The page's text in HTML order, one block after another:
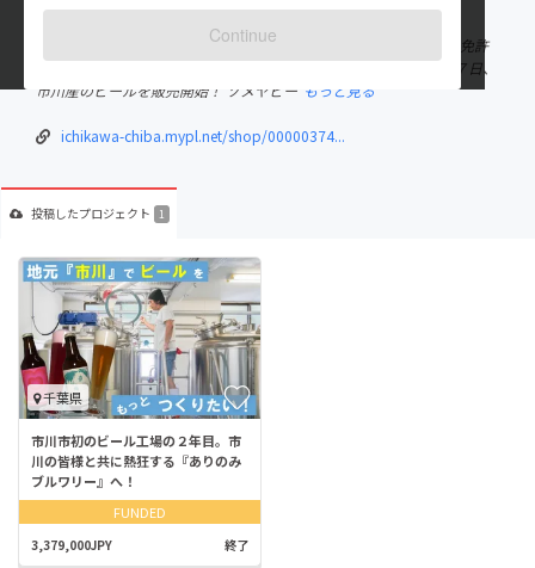
Continue
出身国：日本 出身地：千葉県
千葉県市川市のビール工場。 2024年３月、ビールと発泡酒の製造免許
を取得！ 2024年５月、市川産のビールを製造開始！ 2024年６月７日、
市川産のビールを販売開始！ ソメヤビー もっと見る
ichikawa-chiba.mypl.net/shop/00000374...
投稿したプロジェクト 1
千葉県
市川市初のビール工場の２年目。市
川の皆様と共に熱狂する『ありのみ
ブルワリー』へ！
FUNDED
3,379,000JPY 終了